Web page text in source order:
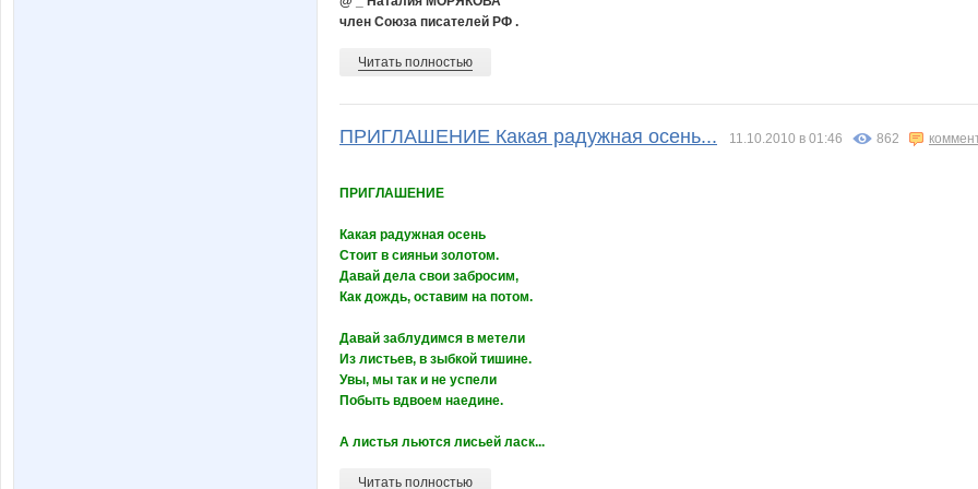
член Союза писателей РФ .
Читать полностью
ПРИГЛАШЕНИЕ Какая радужная осень... 11.10.2010 в 01:46 862
ПРИГЛАШЕНИЕ
Какая радужная осень
Стоит в сияньи золотом.
Давай дела свои забросим,
Как дождь, оставим на потом.
Давай заблудимся в метели
Из листьев, в зыбкой тишине.
Увы, мы так и не успели
Побыть вдвоем наедине.
А листья льются лисьей ласк...
Читать полностью